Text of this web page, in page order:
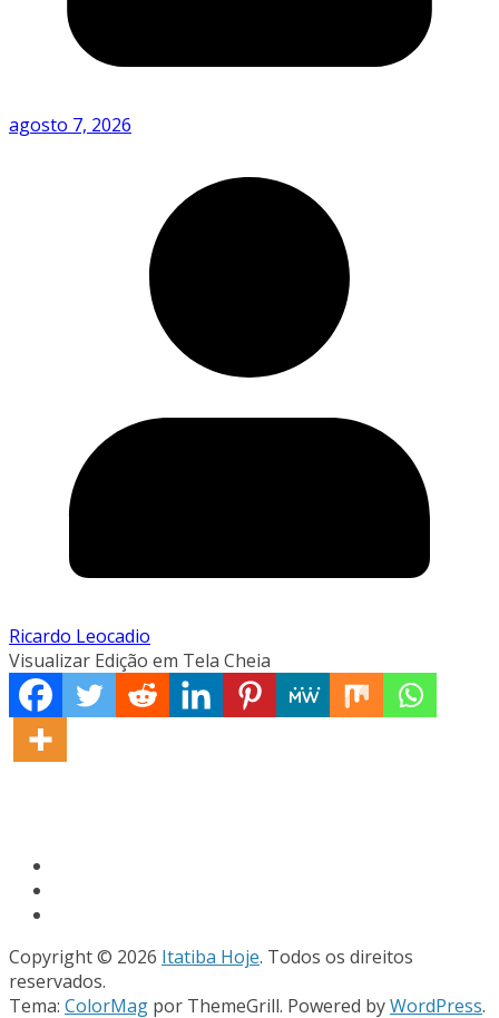
agosto 7, 2026
Ricardo Leocadio
Visualizar Edição em Tela Cheia
Copyright © 2026 Itatiba Hoje. Todos os direitos
reservados.
Tema: ColorMag por ThemeGrill. Powered byWordPress.